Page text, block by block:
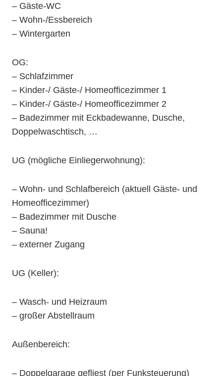
– Gäste-WC
– Wohn-/Essbereich
– Wintergarten
OG:
– Schlafzimmer
– Kinder-/ Gäste-/ Homeofficezimmer 1
– Kinder-/ Gäste-/ Homeofficezimmer 2
– Badezimmer mit Eckbadewanne, Dusche,
Doppelwaschtisch, …
UG (mögliche Einliegerwohnung):
– Wohn- und Schlafbereich (aktuell Gäste- und
Homeofficezimmer)
– Badezimmer mit Dusche
– Sauna!
– externer Zugang
UG (Keller):
– Wasch- und Heizraum
– großer Abstellraum
Außenbereich:
– Doppelgarage gefliest (per Funksteuerung)